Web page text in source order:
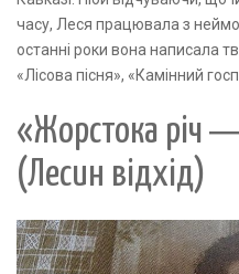
часу, Леся працювала з
останні роки вона написала
«Лісова пісня», «Камінний
«Жорстока річ
(Лесин відхід)